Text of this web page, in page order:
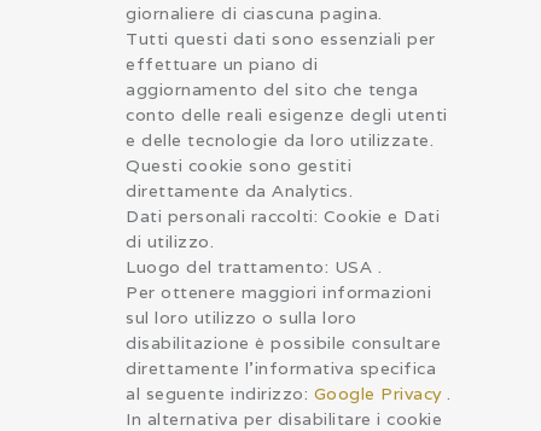
giornaliere di ciascuna pagina.
Tutti questi dati sono essenziali per
effettuare un piano di
aggiornamento del sito che tenga
conto delle reali esigenze degli utenti
e delle tecnologie da loro utilizzate.
Questi cookie sono gestiti
direttamente da Analytics.
Dati personali raccolti: Cookie e Dati
di utilizzo.
Luogo del trattamento: USA .
Per ottenere maggiori informazioni
sul loro utilizzo o sulla loro
disabilitazione è possibile consultare
direttamente l’informativa specifica
al seguente indirizzo: Google Privacy.
In alternativa per disabilitare i cookie